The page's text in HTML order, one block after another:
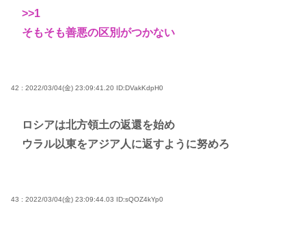
>>1
そもそも善悪の区別がつかない
42 : 2022/03/04(金) 23:09:41.20 ID:DVakKdpH0
ロシアは北方領土の返還を始め
ウラル以東をアジア人に返すように努めろ
43 : 2022/03/04(金) 23:09:44.03 ID:sQOZ4kYp0